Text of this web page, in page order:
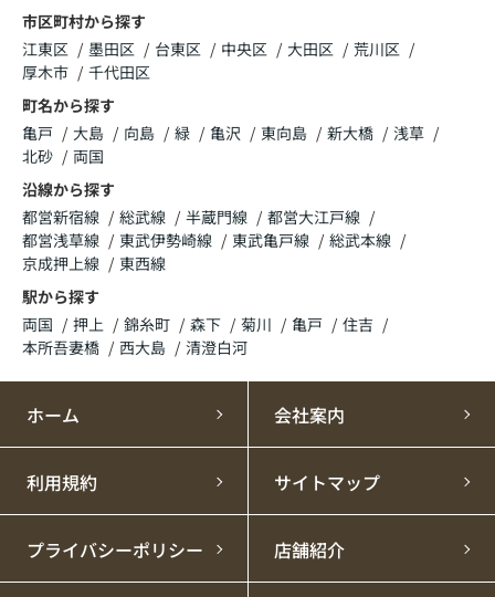
市区町村から探す
江東区
墨田区 台東区 中央区 大田区
荒川区
厚木市
千代田区
町名から探す
亀戸
大島 向島 緑 亀沢 東向島 新大橋
浅草
北砂
両国
沿線から探す
都営新宿線
総武線 半蔵門線
都営大江戸線
都営浅草線
東武伊勢崎線 東武亀戸線
総武本線
京成押上線
東西線
駅から探す
両国
押上 錦糸町 森下 菊川 亀戸
住吉
本所吾妻橋
西大島 清澄白河
ホーム 会社案内
利用規約 サイトマップ
プライバシーポリシー 店舗紹介